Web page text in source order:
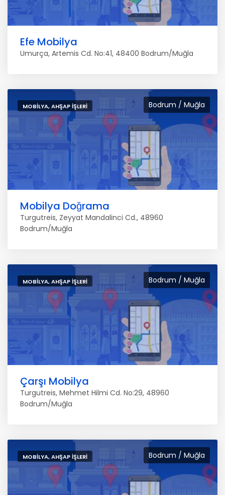
Efe Mobilya
Umurça, Artemis Cd. No:41, 48400 Bodrum/Muğla
Bodrum / Muğla
MOBILYA, AHŞAP İŞLERI
Mobilya Doǧrama
Turgutreis, Zeyyat Mandalinci Cd., 48960
Bodrum/Muğla
Bodrum / Muğla
MOBILYA, AHŞAP İŞLERI
Çarşı Mobilya
Turgutreis, Mehmet Hilmi Cd. No:29, 48960
Bodrum/Muğla
Bodrum / Muğla
MOBILYA, AHŞAP İŞLERI